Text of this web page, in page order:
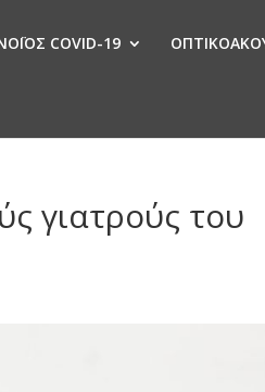
COVID-19
γιατρούς του